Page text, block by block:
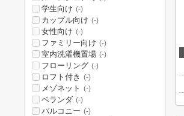
学生向け (-)
カップル向け (-)
女性向け (-)
ファミリー向け (-)
室内洗濯機置場 (-)
フローリング (-)
ロフト付き (-)
メゾネット (-)
ベランダ (-)
バルコニー (-)